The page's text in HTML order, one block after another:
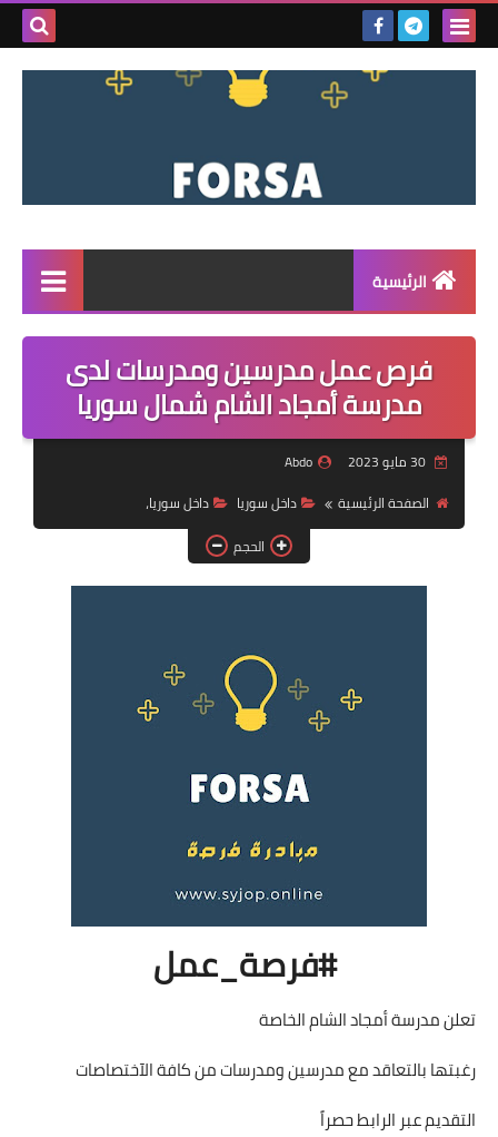
بحث
الرئيسية
القائمة
مناقصات
فرص عمل داخل سوريا
فرص عمل في العراق
فرص عمل في اليمن
دورات تدريبية
فرص عمل مدرسين ومدرسات لدى
مدرسة أمجاد الشام شمال سوريا
30 مايو 2023
Abdo
الصفحة الرئيسية
داخل سوريا
داخل سوريا،
الحجم
#فرصة_عمل
تعلن مدرسة أمجاد الشام الخاصة
رغبتها بالتعاقد مع مدرسين ومدرسات من كافة الآختصاصات
التقديم عبر الرابط حصراً